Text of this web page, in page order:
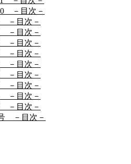
－目次－
－目次－
－目次－
－目次－
－目次－
－目次－
－目次－
－目次－
－目次－
－目次－
－目次－